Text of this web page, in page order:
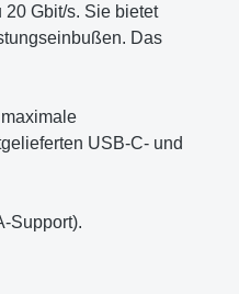
Gbit/s. Sie bietet
Das
USB-C- und
Support).